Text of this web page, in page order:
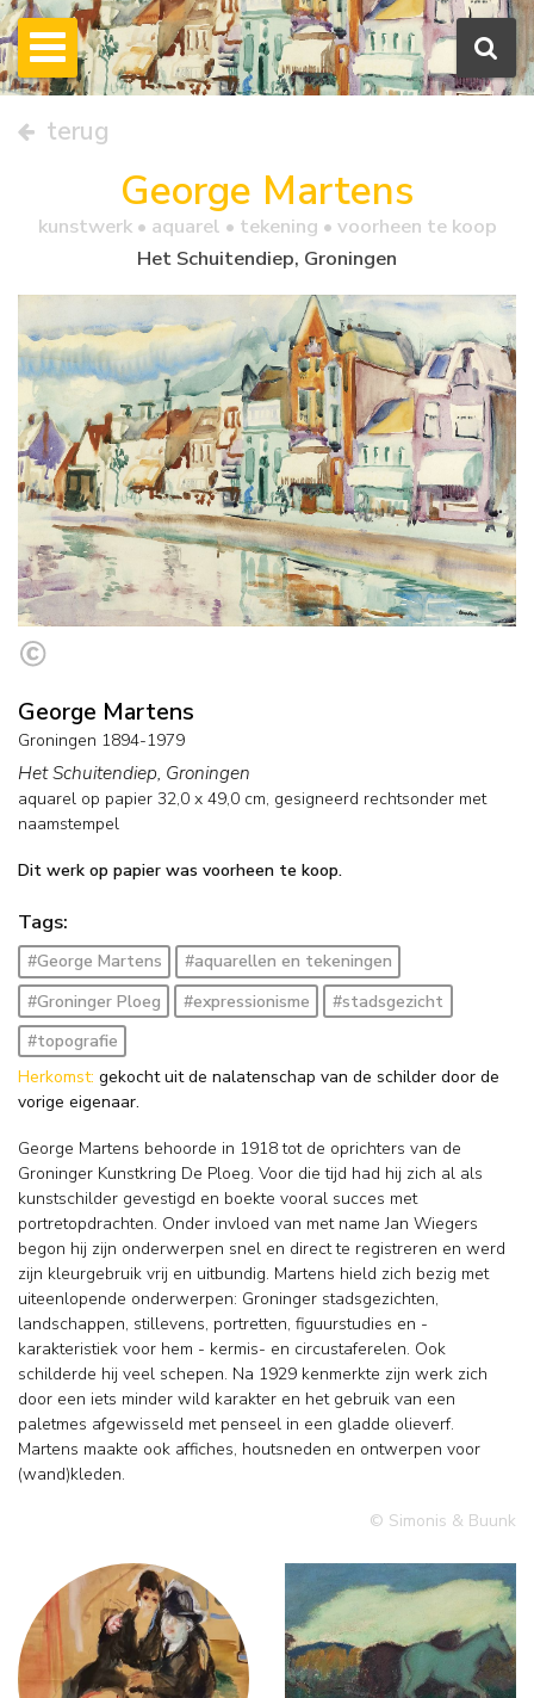
terug
George Martens
kunstwerk • aquarel • tekening • voorheen te koop
Het Schuitendiep, Groningen
George Martens
Groningen 1894-1979
Het Schuitendiep, Groningen
aquarel op papier 32,0 x 49,0 cm, gesigneerd rechtsonder met
naamstempel
Dit werk op papier was voorheen te koop.
Tags:
#George Martens
#aquarellen en tekeningen
#Groninger Ploeg
#expressionisme
#stadsgezicht
#topografie
Herkomst: gekocht uit de nalatenschap van de schilder door de
vorige eigenaar.
George Martens behoorde in 1918 tot de oprichters van de
Groninger Kunstkring De Ploeg. Voor die tijd had hij zich al als
kunstschilder gevestigd en boekte vooral succes met
portretopdrachten. Onder invloed van met name Jan Wiegers
begon hij zijn onderwerpen snel en direct te registreren en werd
zijn kleurgebruik vrij en uitbundig. Martens hield zich bezig met
uiteenlopende onderwerpen: Groninger stadsgezichten,
landschappen, stillevens, portretten, figuurstudies en -
karakteristiek voor hem - kermis- en circustaferelen. Ook
schilderde hij veel schepen. Na 1929 kenmerkte zijn werk zich
door een iets minder wild karakter en het gebruik van een
paletmes afgewisseld met penseel in een gladde olieverf.
Martens maakte ook affiches, houtsneden en ontwerpen voor
(wand)kleden.
© Simonis & Buunk